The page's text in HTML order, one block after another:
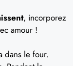
, incorporez
amour !
dans le four.